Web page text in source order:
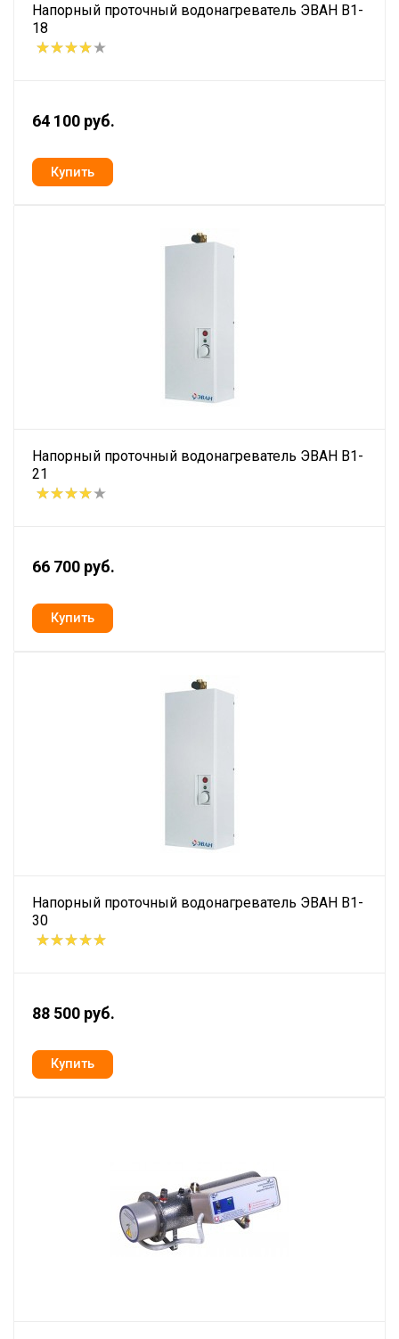
Напорный проточный водонагреватель ЭВАН В1-
18
64 100 руб.
Напорный проточный водонагреватель ЭВАН В1-
21
66 700 руб.
Напорный проточный водонагреватель ЭВАН В1-
30
88 500 руб.